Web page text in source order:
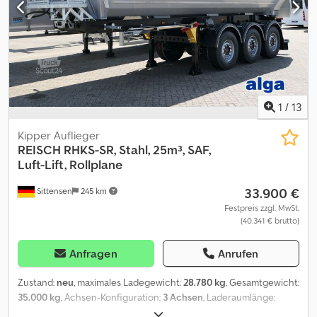
Gewähr. Es gelten unsere ? Allgemeinen und ausgelegten
Geschäftsbedingungen?. Gerichtsstand für beide Seiten bis zu
einem Streitwert bis ¤ 10.0000 ist das Amtsgericht Ludwigslust,
bei darüber hinausgehenden Streitwerten, das Landgericht
Schwerin. Irrtum, Schreibfehler & Zwischenverkauf vorbehalten.
Dkodjzful Njpfx Abqsr
1 / 13
Sittensen 245 km
Kipper Auflieger
REISCH RHKS-SR, Stahl, 25m³, SAF,
Luft-Lift, Rollplane
33.900 €
Festpreis zzgl. MwSt.
(40.341 € brutto)
Anfragen Anrufen
Zustand: neu, maximales Ladegewicht:28.780 kg, Gesamtgewicht:
35.000 kg, Achsen-Konfiguration: 3 Achsen, Laderaumlänge:
2.340 mm